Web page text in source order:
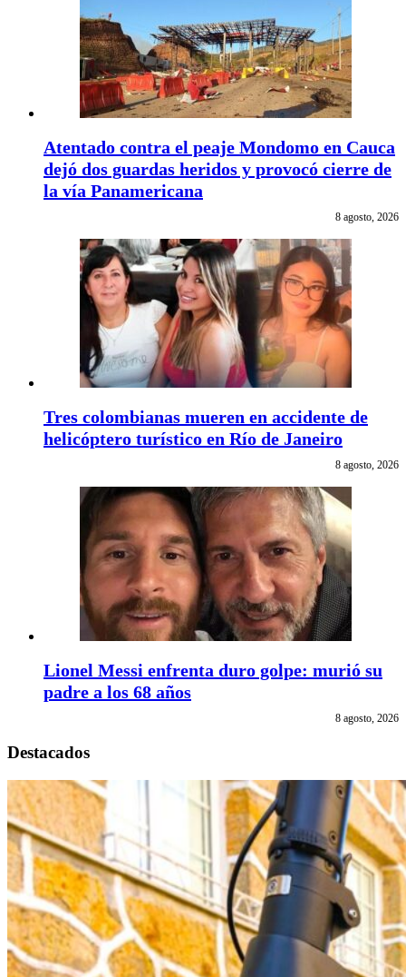
Atentado contra el peaje Mondomo en Cauca
dejó dos guardas heridos y provocó cierre de
la vía Panamericana
8 agosto, 2026
Tres colombianas mueren en accidente de
helicóptero turístico en Río de Janeiro
8 agosto, 2026
Lionel Messi enfrenta duro golpe: murió su
padre a los 68 años
8 agosto, 2026
Destacados